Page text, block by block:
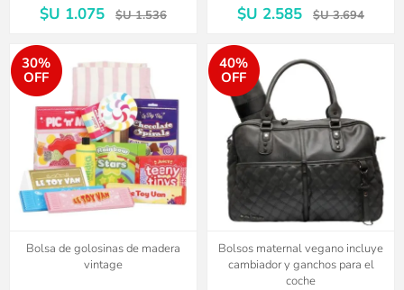
$U 1.075 $U 1.536 $U 2.585 $U 3.694
30%
OFF
Bolsa de golosinas de madera
vintage
40%
OFF
Bolsos maternal vegano incluye
cambiador y ganchos para el
coche